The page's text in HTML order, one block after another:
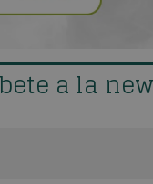
a la